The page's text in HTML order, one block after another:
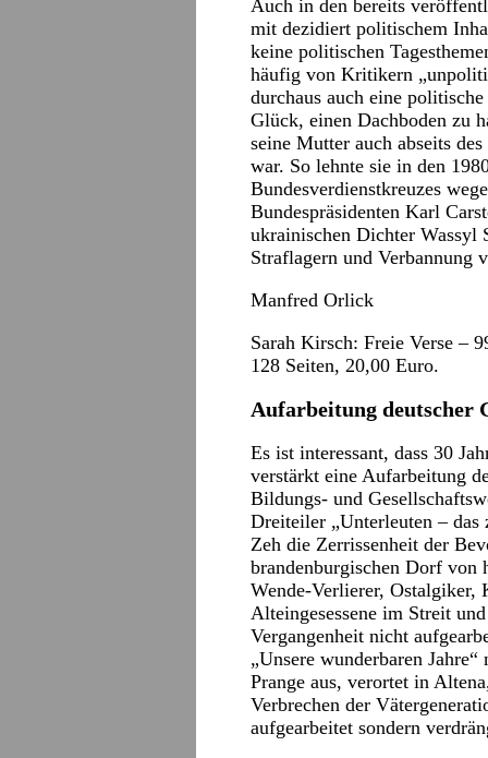
Auch in den bereits
mit dezidiert politischem
keine politischen
häufig von Kritikern
durchaus auch eine
Glück, einen Dachboden zu
seine Mutter auch abseits
war. So lehnte sie in den
Bundesverdienstkreuzes
Bundespräsidenten Karl
ukrainischen Dichter Wassyl
Straflagern und Verbannung
Manfred Orlick
Sarah Kirsch: Freie Verse –
128 Seiten, 20,00 Euro.
Aufarbeitung deutscher
Es ist interessant, dass 30
verstärkt eine Aufarbeitung
Bildungs- und
Dreiteiler „Unterleuten – das
Zeh die Zerrissenheit der
brandenburgischen Dorf von
Wende-Verlierer, Ostalgiker,
Alteingesessene im Streit
Vergangenheit nicht
„Unsere wunderbaren
Prange aus, verortet in
Verbrechen der
aufgearbeitet sondern